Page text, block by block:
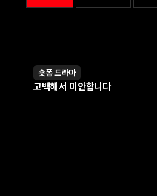
영상
숏폼 드라마
고백해서 미안합니다